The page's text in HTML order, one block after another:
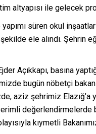
altyapısı ile gelecek
süren okul
ele alındı. Şehrin
Açıkkapı, basına
bugün nöbetçi
aziz şehrimiz Elazığ’a
değerlendirmelerde
kıymetli